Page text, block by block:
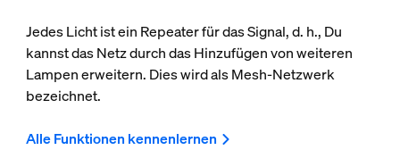
Jedes Licht ist ein Repeater für das Signal, d. h., Du
kannst das Netz durch das Hinzufügen von weiteren
Lampen erweitern. Dies wird als Mesh-Netzwerk
bezeichnet.
Alle Funktionen kennenlernen